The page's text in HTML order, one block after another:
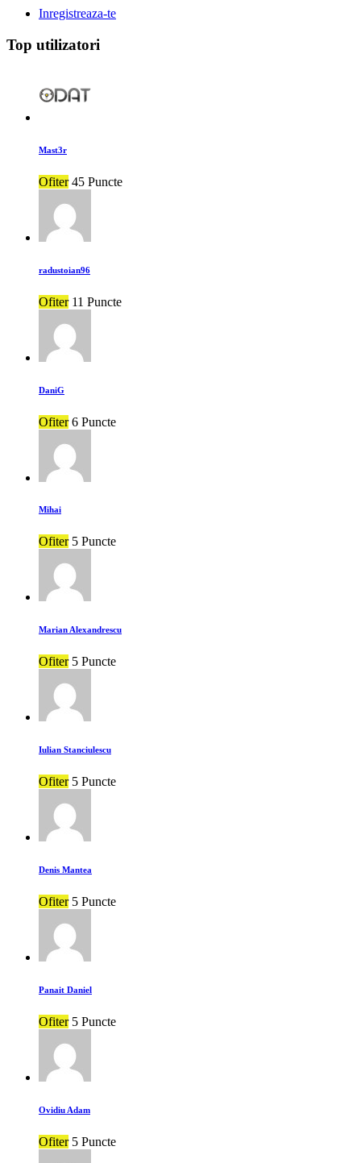
Inregistreaza-te
Top utilizatori
Mast3r
Ofiter 45 Puncte
radustoian96
Ofiter 11 Puncte
DaniG
Ofiter 6 Puncte
Mihai
Ofiter 5 Puncte
Marian Alexandrescu
Ofiter 5 Puncte
Iulian Stanciulescu
Ofiter 5 Puncte
Denis Mantea
Ofiter 5 Puncte
Panait Daniel
Ofiter 5 Puncte
Ovidiu Adam
Ofiter 5 Puncte